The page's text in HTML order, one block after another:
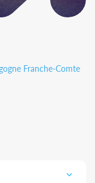
Franche-Comte